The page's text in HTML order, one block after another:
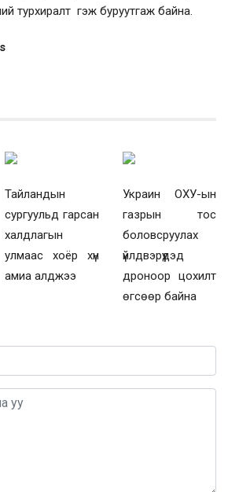
турхиралт гэж буруутгаж байна.
Тайландын
сургуульд гарсан
халдлагын
улмаас хоёр хүн
амиа алджээ
Украин ОХУ-ын
газрын тос
боловсруулах
үйлдвэрүүдэд
дроноор цохилт
өгсөөр байна